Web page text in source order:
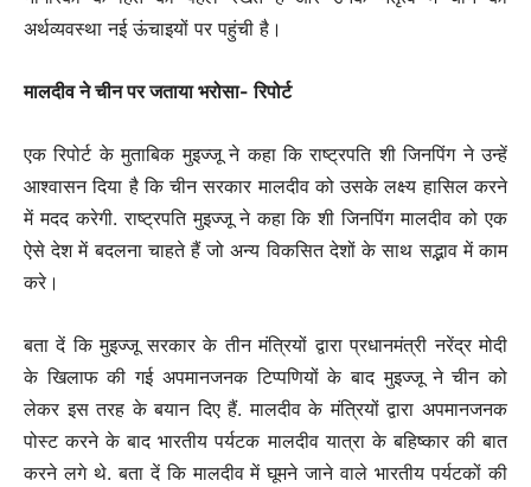
अर्थव्यवस्था नई ऊंचाइयों पर पहुंची है।
मालदीव ने चीन पर जताया भरोसा- रिपोर्ट
एक रिपोर्ट के मुताबिक मुइज्जू ने कहा कि राष्ट्रपति शी जिनपिंग ने उन्हें
आश्वासन दिया है कि चीन सरकार मालदीव को उसके लक्ष्य हासिल करने
में मदद करेगी. राष्ट्रपति मुइज्जू ने कहा कि शी जिनपिंग मालदीव को एक
ऐसे देश में बदलना चाहते हैं जो अन्य विकसित देशों के साथ सद्भाव में काम
करे।
बता दें कि मुइज्जू सरकार के तीन मंत्रियों द्वारा प्रधानमंत्री नरेंद्र मोदी
के खिलाफ की गई अपमानजनक टिप्पणियों के बाद मुइज्जू ने चीन को
लेकर इस तरह के बयान दिए हैं. मालदीव के मंत्रियों द्वारा अपमानजनक
पोस्ट करने के बाद भारतीय पर्यटक मालदीव यात्रा के बहिष्कार की बात
करने लगे थे. बता दें कि मालदीव में घूमने जाने वाले भारतीय पर्यटकों की